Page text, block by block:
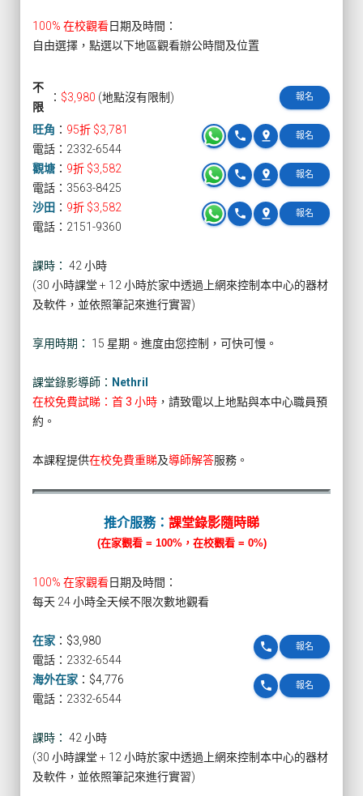
100% 在校觀看日期及時間：
自由選擇，點選以下地區觀看辦公時間及位置
不
限
： $3,980 (地點沒有限制) 報名
旺角 ： 95折 $3,781 報名
pin_drop
phone
電話：2332-6544
觀塘 ： 9折 $3,582 報名
pin_drop
phone
電話：3563-8425
沙田 ： 9折 $3,582 報名
pin_drop
phone
電話：2151-9360
課時： 42 小時
(30 小時課堂 + 12 小時於家中透過上網來控制本中心的器材
及軟件，並依照筆記來進行實習)
享用時期： 15 星期。進度由您控制，可快可慢。
課堂錄影導師： Nethril
在校免費試睇：首 3 小時 ，請致電以上地點與本中心職員預
約。
本課程提供在校免費重睇及導師解答服務。
推介服務： 課堂錄影隨時睇
(在家觀看 = 100%，在校觀看 = 0%)
100% 在家觀看日期及時間：
每天 24 小時全天候不限次數地觀看
在家 ： $3,980 報名
phone
電話：2332-6544
海外在家 ： $4,776 報名
phone
電話：2332-6544
課時： 42 小時
(30 小時課堂 + 12 小時於家中透過上網來控制本中心的器材
及軟件，並依照筆記來進行實習)